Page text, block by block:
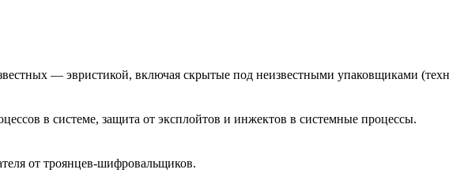
— эвристикой, включая скрытые под неизвестными упаковщиками
в системе, защита от эксплойтов и инжектов в системные процессы.
от троянцев-шифровальщиков.